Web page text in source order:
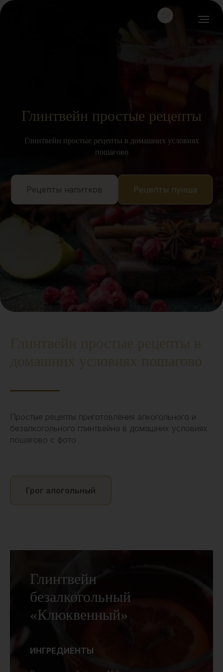
Глинтвейн простые рецепты
Глинтвейн простые рецепты в домашних условиях
пошагово
Рецепты напитков Рецепты пунша
Простые рецепты приготовления алкогольного и
безалкогольного глинтвейна в домашних условиях
пошагово с фото
Грог алогольный
Глинтвейн
безалкогольный
«Клюквенный»
ИНГРЕДИЕНТЫ